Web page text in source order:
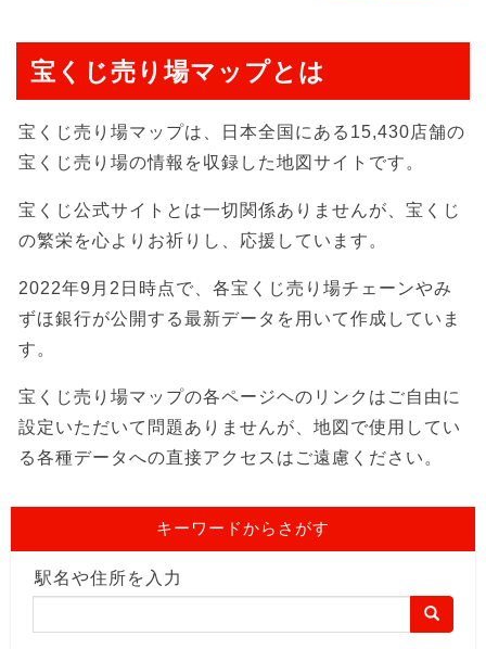
宝くじ売り場マップとは
宝くじ売り場マップは、日本全国にある15,430店舗の
宝くじ売り場の情報を収録した地図サイトです。
宝くじ公式サイトとは一切関係ありませんが、宝くじ
の繁栄を心よりお祈りし、応援しています。
2022年9月2日時点で、各宝くじ売り場チェーンやみ
ずほ銀行が公開する最新データを用いて作成していま
す。
宝くじ売り場マップの各ページヘのリンクはご自由に
設定いただいて問題ありませんが、地図で使用してい
る各種データへの直接アクセスはご遠慮ください。
キーワードからさがす
駅名や住所を入力